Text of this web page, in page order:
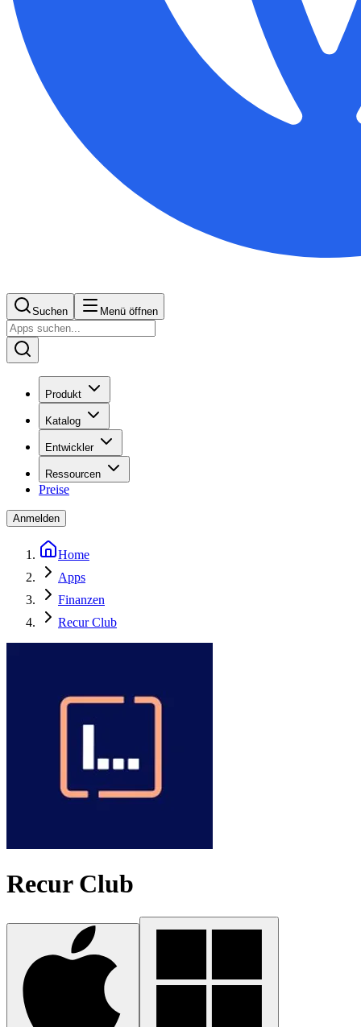
Suchen Menü öffnen
Produkt
Katalog
Entwickler
Ressourcen
Preise
Anmelden
Home
Apps
Finanzen
Recur Club
Recur Club